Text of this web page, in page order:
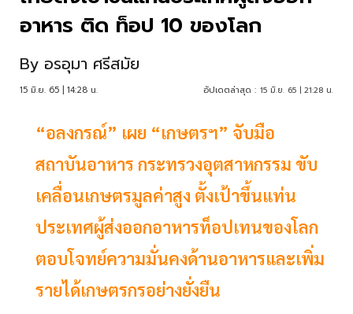
อาหาร ติด ท็อป 10 ของโลก
By อรอุมา ศรีสมัย
15 มิ.ย. 65 | 14:28 น. อัปเดตล่าสุด : 15 มิ.ย. 65 | 21:28 น.
“อลงกรณ์” เผย “เกษตรฯ” จับมือ
สถาบันอาหาร กระทรวงอุตสาหกรรม ขับ
เคลื่อนเกษตรมูลค่าสูง ตั้งเป้าขึ้นแท่น
ประเทศผู้ส่งออกอาหารท็อปเทนของโลก
ตอบโจทย์ความมั่นคงด้านอาหารและเพิ่ม
รายได้เกษตรกรอย่างยั่งยืน